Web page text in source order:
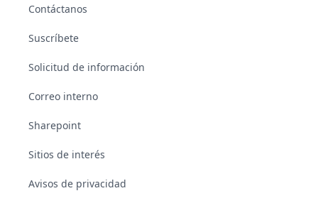
Contáctanos
Suscríbete
Solicitud de información
Correo interno
Sharepoint
Sitios de interés
Avisos de privacidad